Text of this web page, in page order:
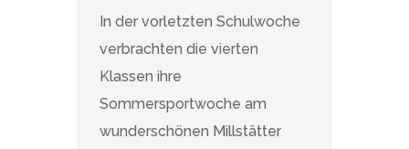
In der vorletzten Schulwoche
verbrachten die vierten
Klassen ihre
Sommersportwoche am
wunderschönen Millstätter